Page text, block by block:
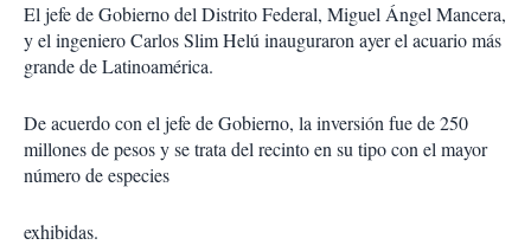
El jefe de Gobierno del Distrito Federal, Miguel Ángel Mancera,
y el ingeniero Carlos Slim Helú inauguraron ayer el acuario más
grande de Latinoamérica.
De acuerdo con el jefe de Gobierno, la inversión fue de 250
millones de pesos y se trata del recinto en su tipo con el mayor
número de especies
exhibidas.